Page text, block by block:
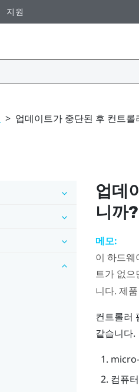
지원
> 업데이트가 중단된 후 컨트
업데
니까?
메모:
이 하드웨
트가 없으
니다. 제
컨트롤러
같습니다.
컴퓨